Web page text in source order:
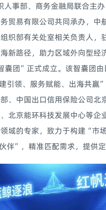
事部、商务金融局联合主
贸易有限公司共同承办，
织部有关处室相关负责人
新路径，助力区域外向型经
团”正式成立。该智囊团由
引领、服务赋能、出海共赢
、中国出口信用保险公司
北京能环科技发展中心等
域的专家，致力于构建“
伴”，精准匹配需求，提供定